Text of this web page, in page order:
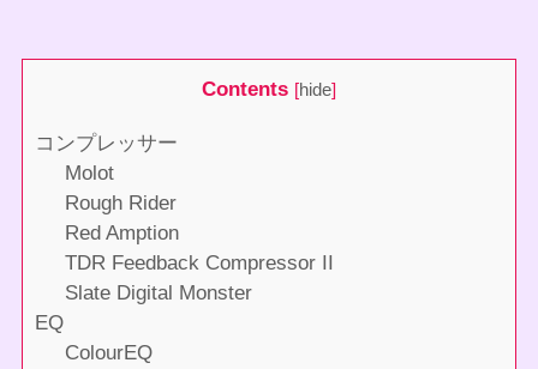
Contents [hide]
コンプレッサー
Molot
Rough Rider
Red Amption
TDR Feedback Compressor II
Slate Digital Monster
EQ
ColourEQ